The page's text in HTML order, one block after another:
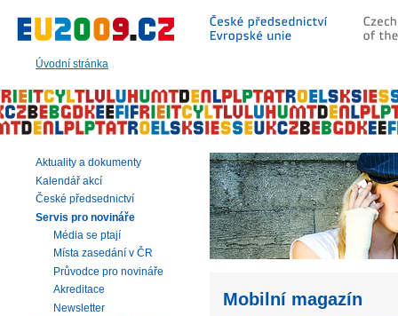
Úvodní stránka
hlavní
|
navigaci
|
vyhledávání
Mobilní magazín
Aktuality a dokumenty
Kalendář akcí
České předsednictví
Servis pro novináře
Média se ptají
Místa zasedání v ČR
Průvodce pro novináře
Akreditace
Newsletter